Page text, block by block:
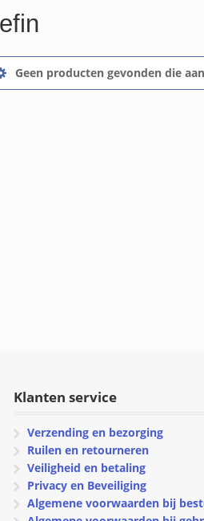
Geen producten gevonden die
Klanten service
Verzending en bezorging
Ruilen en retourneren
Veiligheid en betaling
Privacy en Beveiliging
Algemene voorwaarden bij